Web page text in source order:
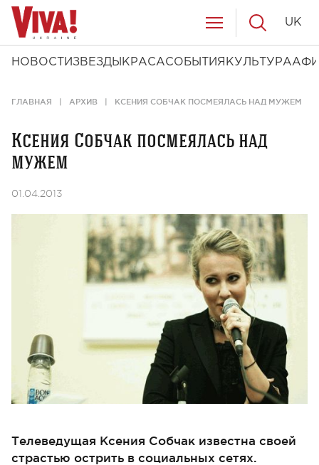
НОВОСТИ ЗВЕЗДЫ КРАСАСОБЫТИЯ КУЛЬТУРА
UK
ГЛАВНАЯ АРХИВ КСЕНИЯ СОБЧАК ПОСМЕЯЛАСЬ НАД МУЖЕМ
Ксения Собчак посмеялась над
мужем
01.04.2013
Телеведущая Ксения Собчак известна своей
страстью острить в социальных сетях.